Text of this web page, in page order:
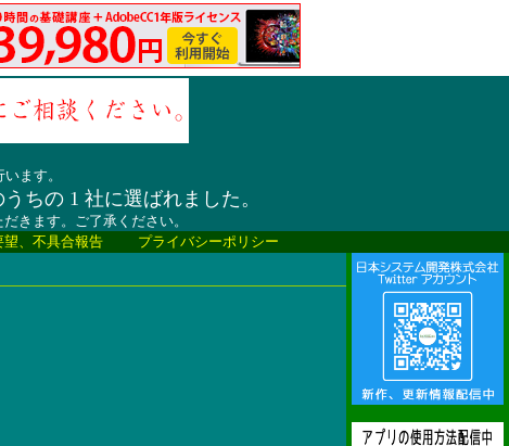
ます。
ちの 1 社に選ばれました。
きます。ご了承ください。
望、不具合報告 プライバシーポリシー